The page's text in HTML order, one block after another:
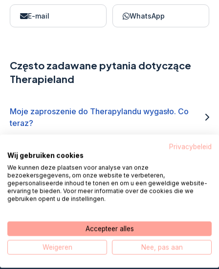
E-mail WhatsApp
Często zadawane pytania dotyczące
Therapieland
Moje zaproszenie do Therapylandu wygasło. Co
teraz?
Helpdesk Digital Care przybliża
zdalną opiekę
Nasza historia
Privacybeleid
Wij gebruiken cookies
We kunnen deze plaatsen voor analyse van onze
bezoekersgegevens, om onze website te verbeteren,
gepersonaliseerde inhoud te tonen en om u een geweldige website-
ervaring te bieden. Voor meer informatie over de cookies die we
gebruiken opent u de instellingen.
Accepteer alles
Weigeren Nee, pas aan